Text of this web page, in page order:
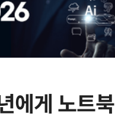
에게 노트북